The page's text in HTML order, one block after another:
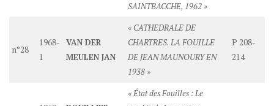
SAINTBACCHE, 1962 »
n°28
1968-
1
VAN DER
MEULEN JAN
« CATHEDRALE DE
CHARTRES. LA FOUILLE
DE JEAN MAUNOURY EN
1938 »
P 208-
214
« État des Fouilles : Le